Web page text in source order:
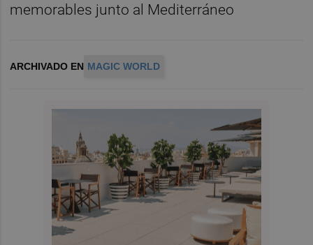
memorables junto al Mediterráneo
ARCHIVADO EN MAGIC WORLD